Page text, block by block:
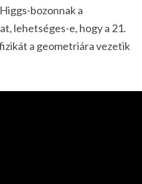
bozonnak a
lehetséges-e, hogy a 21.
a geometriára vezetik